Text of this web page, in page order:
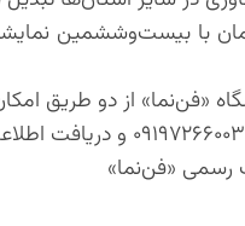
«فن‌نما» از دو طریق
رسمی «فن‌نما»